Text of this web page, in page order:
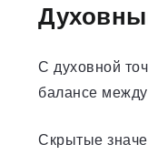
С духовной
балансе
Скрытые